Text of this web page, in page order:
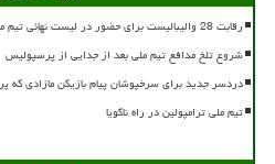
رقابت 28 والیبالیست برای حضور در لیست نهائی تیم ملی
شروع تلخ مدافع تیم ملی بعد از جدایی از پرسپولیس
دردسر جدید برای سرخپوشان پیام بازیکن مازادی که
تیم ملی ترامپولین در راه ناگویا